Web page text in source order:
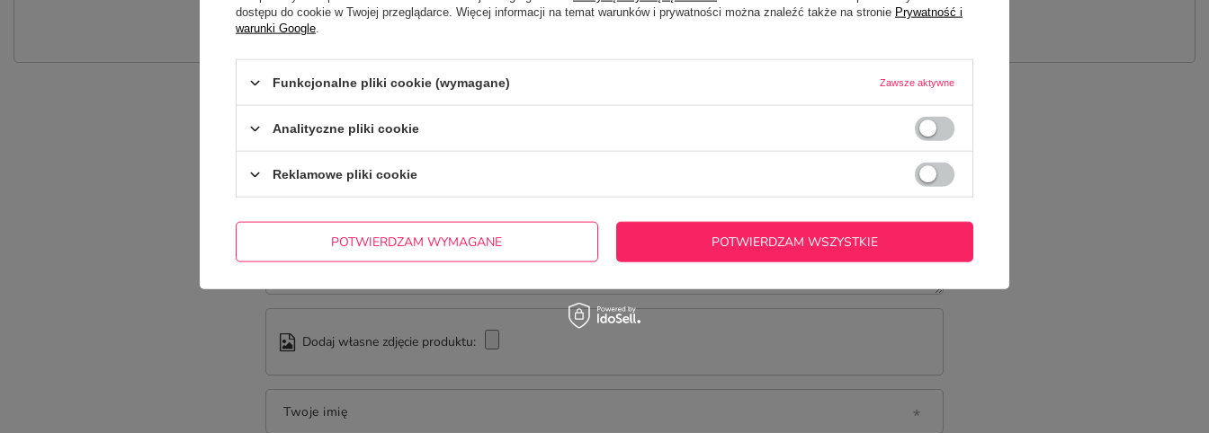
Zadaj pytanie a my odpowiemy niezwłocznie, najciekawsze pytania i odpowiedzi publikując dla
ZADAJ PYTANIE
Treść twojej opinii
Dodaj własne zdjęcie produktu:
Twoje imię
dostępu do cookie w Twojej przeglądarce. Więcej informacji na temat warunków i prywatności można znaleźć także na stronie Prywatność i
warunki Google
Funkcjonalne pliki cookie (wymagane) Zawsze aktywne
Analityczne pliki cookie
Reklamowe pliki cookie
POTWIERDZAM WYMAGANE POTWIERDZAM WSZYSTKIE